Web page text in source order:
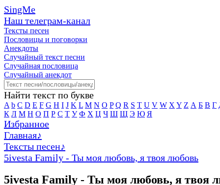
SingMe
Наш телеграм-канал
Тексты песен
Пословицы и поговорки
Анекдоты
Случайный текст песни
Случайная пословица
Случайный анекдот
Найти текст по букве
A b C D E F G H I J K L M N O P Q R S T U V W X Y Z А Б В Г
К Л М Н О П Р С Т У Ф Х Ц Ч Ш Щ Э Ю Я
Избранное
Главная♪
Тексты песен♪
5ivesta Family - Ты моя любовь, я твоя любовь
5ivesta Family - Ты моя любовь, я твоя